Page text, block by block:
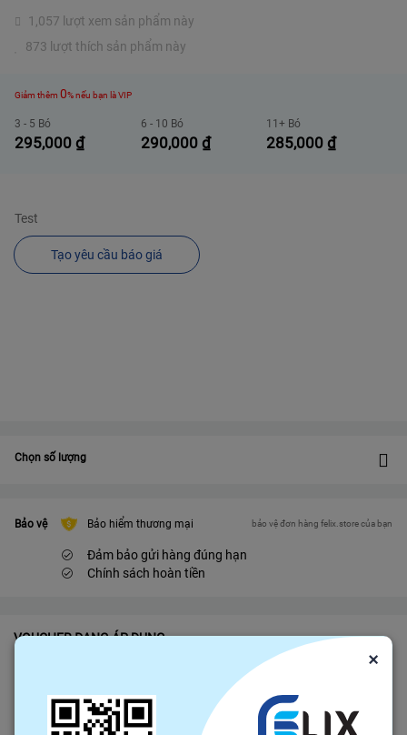
1,057 lượt xem sản phẩm này
873 lượt thích sản phẩm này
Giảm thêm 0% nếu bạn là VIP
295,000 ₫
3 - 5 Bó
290,000 ₫
6 - 10 Bó
285,000₫
11+ Bó
Test
Tạo yêu cầu báo giá
Chọn số lượng
Bảo vệ Bảo hiểm thương mại bảo vệ đơn hàng felix.store của bạn
Đảm bảo gửi hàng đúng hạn
Chính sách hoàn tiền
VOUCHER ĐANG ÁP DỤNG
- Áp dụng toàn bộ sản phẩm thuộc nhà cung cấp
×